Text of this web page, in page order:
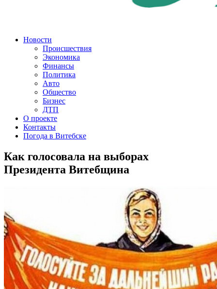
Новости
Происшествия
Экономика
Финансы
Политика
Авто
Общество
Бизнес
ДТП
О проекте
Контакты
Погода в Витебске
Как голосовала на выборах
Президента Витебщина